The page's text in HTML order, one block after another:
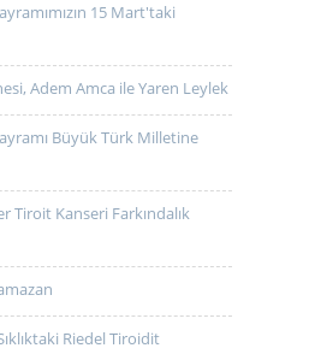
15 Mart'taki
Adem Amca ile Yaren Leylek
Büyük Türk Milletine
Tiroit Kanseri Farkındalık
Riedel Tiroidit